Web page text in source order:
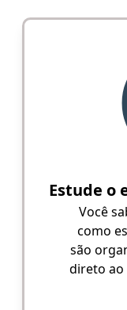
Estude o
Você
como
são
direto ao